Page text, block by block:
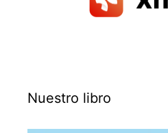
Nuestro libro